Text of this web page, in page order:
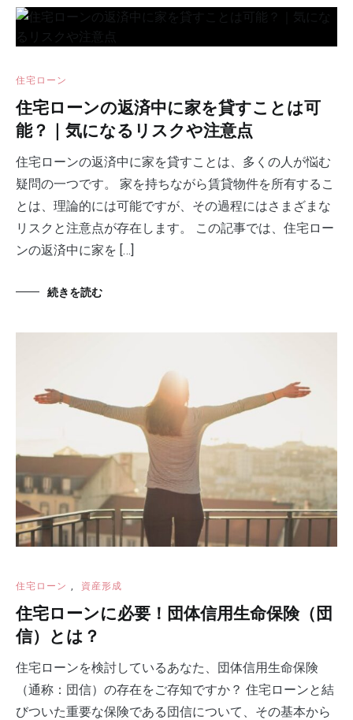
住宅ローン
住宅ローンの返済中に家を貸すことは可
能？｜気になるリスクや注意点
住宅ローンの返済中に家を貸すことは、多くの人が悩む
疑問の一つです。 家を持ちながら賃貸物件を所有するこ
とは、理論的には可能ですが、その過程にはさまざまな
リスクと注意点が存在します。 この記事では、住宅ロー
ンの返済中に家を […]
続きを読む
住宅ローン , 資産形成
住宅ローンに必要！団体信用生命保険（団
信）とは？
住宅ローンを検討しているあなた、団体信用生命保険
（通称：団信）の存在をご存知ですか？ 住宅ローンと結
びついた重要な保険である団信について、その基本から